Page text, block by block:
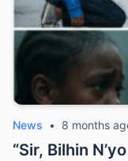
News • 8 months
“Sir, Bilhin